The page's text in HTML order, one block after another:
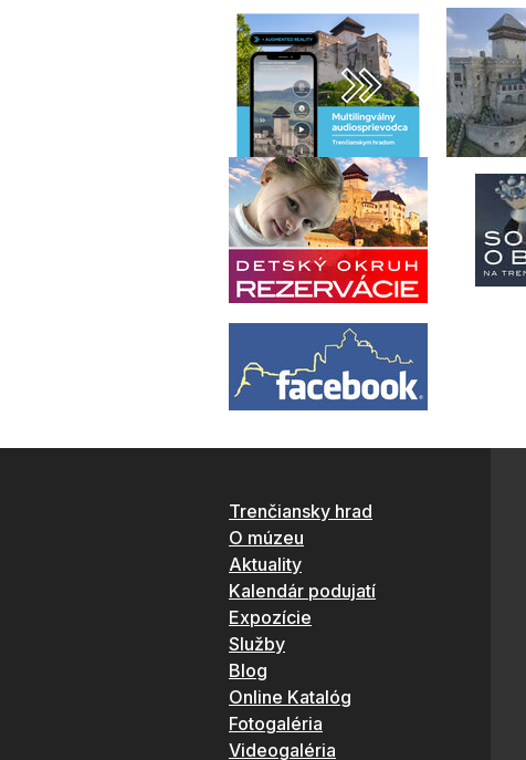
Trenčiansky hrad
O múzeu
Aktuality
Kalendár podujatí
Expozície
Služby
Blog
Online Katalóg
Fotogaléria
Videogaléria